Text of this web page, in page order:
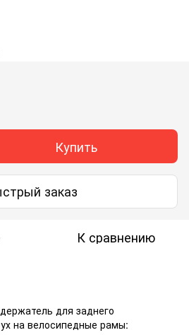
Купить
заказ
К сравнению
держатель для заднего
на велосипедные рамы: